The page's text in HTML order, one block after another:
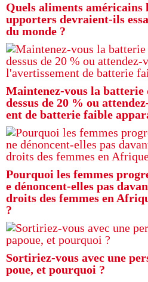
Quels aliments américains
upporters devraient-ils
du monde ?
Maintenez-vous la batterie
dessus de 20 % ou
ent de batterie faible
Pourquoi les femmes
e dénoncent-elles pas
droits des femmes en
?
Sortiriez-vous avec une
poue, et pourquoi ?